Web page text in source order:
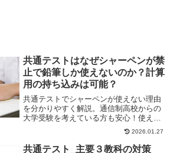
共通テストはなぜシャーペンが禁
止で鉛筆しか使えないのか？計算
用の持ち込みは可能？
共通テストでシャーペンが使えない理由
を分かりやすく解説。通信制高校からの
大学受験を考えている方も安心！使える
筆記用具や忘れた時の対処法、持ち物チ
2026.01.27
共通テスト_主要３教科の対策